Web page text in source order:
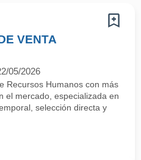
VENTA
05/2026
Recursos Humanos con más
el mercado, especializada en
selección directa y